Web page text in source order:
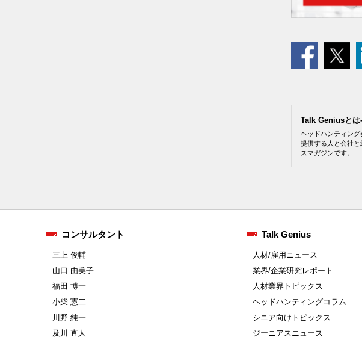
Talk Geniusとは-
ヘッドハンティン
提供する人と会社
スマガジンです。
コンサルタント
三上 俊輔
山口 由美子
福田 博一
小柴 憲二
川野 純一
及川 直人
Talk Genius
人材/雇用ニュース
業界/企業研究レポート
人材業界トピックス
ヘッドハンティングコラム
シニア向けトピックス
ジーニアスニュース